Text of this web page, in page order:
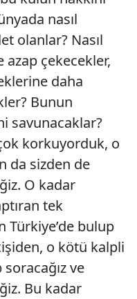
nasıl
olanlar? Nasıl
azap çekecekler,
daha
Bunun
savunacaklar?
korkuyorduk, o
da sizden de
O kadar
tek
Türkiye’de bulup
o kötü kalpli
ve
Bu kadar